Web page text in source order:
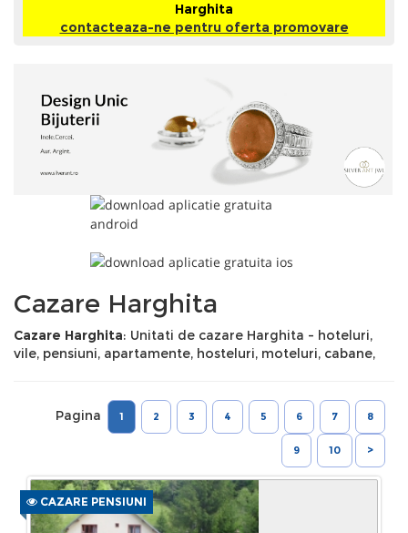
Harghita
contacteaza-ne pentru oferta promovare
Cazare Harghita
Cazare Harghita: Unitati de cazare Harghita - hoteluri,
vile, pensiuni, apartamente, hosteluri, moteluri, cabane,
Pagina 1 2 3 4 5 6 7 8
9 10 >
CAZARE PENSIUNI